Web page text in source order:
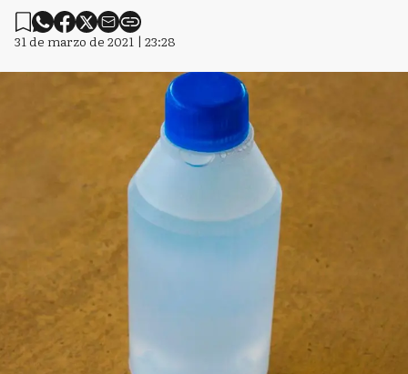
31 de marzo de 2021 | 23:28